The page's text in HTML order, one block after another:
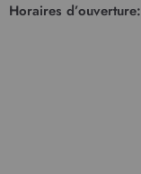
Horaires d’ouverture: